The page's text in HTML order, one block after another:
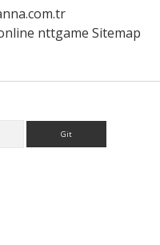
nttgame Sitemap